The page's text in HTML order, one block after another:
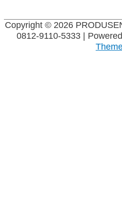
Copyright © 2026
0812-9110-5333|